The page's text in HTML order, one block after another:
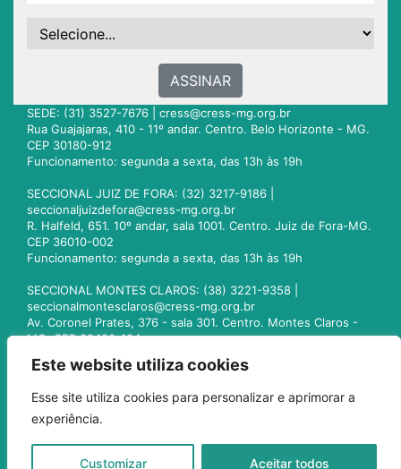
Este website utiliza cookies
Esse site utiliza cookies para personalizar e aprimorar a
experiência.
Customizar Aceitar todos
ASSINAR
SEDE: (31) 3527-7676 | cress@cress-mg.org.br
Rua Guajajaras, 410 - 11º andar. Centro. Belo Horizonte - MG.
CEP 30180-912
Funcionamento: segunda a sexta, das 13h às 19h
SECCIONAL JUIZ DE FORA: (32) 3217-9186 |
seccionaljuizdefora@cress-mg.org.br
R. Halfeld, 651. 10º andar, sala 1001. Centro. Juiz de Fora-MG.
CEP 36010-002
Funcionamento: segunda a sexta, das 13h às 19h
SECCIONAL MONTES CLAROS: (38) 3221-9358 |
seccionalmontesclaros@cress-mg.org.br
Av. Coronel Prates, 376 - sala 301. Centro. Montes Claros -
MG. CEP 39400-104
seccionaluberlandia@cress-mg.org.br
Av. Afonso Pena, 547 - sala 101. Uberlândia - MG. CEP